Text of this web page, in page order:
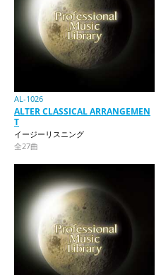
AL-1026
ALTER CLASSICAL ARRANGEMEN
T
イージーリスニング
全27曲